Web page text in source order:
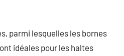
parmi lesquelles les bornes
idéales pour les haltes